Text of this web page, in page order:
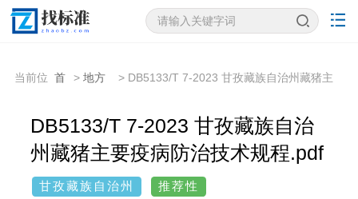
当前位 首
> 地方
> DB5133/T 7-2023 甘孜藏族自治州藏猪主
DB5133/T 7-2023 甘孜藏族自治
州藏猪主要疫病防治技术规程.pdf
甘孜藏族自治州 推荐性